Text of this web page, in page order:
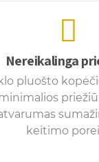
Nereikalinga
pluošto
keitimo